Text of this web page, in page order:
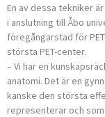
En av dessa tekniker är
i anslutning till Åbo
föregångarstad för
största PET-center.
– Vi har en
anatomi. Det är en
kanske den största
representerar och